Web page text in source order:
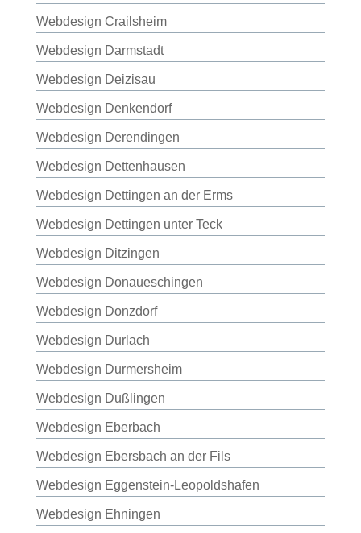
Webdesign Crailsheim
Webdesign Darmstadt
Webdesign Deizisau
Webdesign Denkendorf
Webdesign Derendingen
Webdesign Dettenhausen
Webdesign Dettingen an der Erms
Webdesign Dettingen unter Teck
Webdesign Ditzingen
Webdesign Donaueschingen
Webdesign Donzdorf
Webdesign Durlach
Webdesign Durmersheim
Webdesign Dußlingen
Webdesign Eberbach
Webdesign Ebersbach an der Fils
Webdesign Eggenstein-Leopoldshafen
Webdesign Ehningen